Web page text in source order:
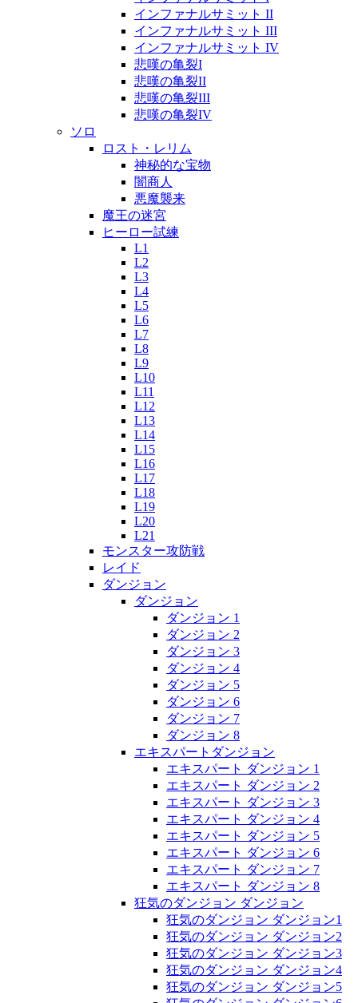
インファナルサミット II
インファナルサミット III
インファナルサミット IV
悲嘆の亀裂I
悲嘆の亀裂II
悲嘆の亀裂III
悲嘆の亀裂IV
ソロ
ロスト・レリム
神秘的な宝物
闇商人
悪魔襲来
魔王の迷宮
ヒーロー試練
L1
L2
L3
L4
L5
L6
L7
L8
L9
L10
L11
L12
L13
L14
L15
L16
L17
L18
L19
L20
L21
モンスター攻防戦
レイド
ダンジョン
ダンジョン
ダンジョン 1
ダンジョン 2
ダンジョン 3
ダンジョン 4
ダンジョン 5
ダンジョン 6
ダンジョン 7
ダンジョン 8
エキスパートダンジョン
エキスパート ダンジョン 1
エキスパート ダンジョン 2
エキスパート ダンジョン 3
エキスパート ダンジョン 4
エキスパート ダンジョン 5
エキスパート ダンジョン 6
エキスパート ダンジョン 7
エキスパート ダンジョン 8
狂気のダンジョン ダンジョン
狂気のダンジョン ダンジョン1
狂気のダンジョン ダンジョン2
狂気のダンジョン ダンジョン3
狂気のダンジョン ダンジョン4
狂気のダンジョン ダンジョン5